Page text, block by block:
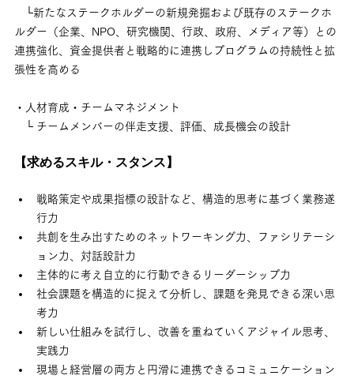
└新たなステークホルダーの新規発掘および既存のステークホ
ルダー（企業、NPO、研究機関、行政、政府、メディア等）との
連携強化、資金提供者と戦略的に連携しプログラムの持続性と拡
張性を高める
・人材育成・チームマネジメント
└ チームメンバーの伴走支援、評価、成長機会の設計
【求めるスキル・スタンス】
戦略策定や成果指標の設計など、構造的思考に基づく業務遂
行力
共創を生み出すためのネットワーキング力、ファシリテーシ
ョン力、対話設計力
主体的に考え自立的に行動できるリーダーシップ力
社会課題を構造的に捉えて分析し、課題を発見できる深い思
考力
新しい仕組みを試行し、改善を重ねていくアジャイル思考、
実践力
現場と経営層の両方と円滑に連携できるコミュニケーション